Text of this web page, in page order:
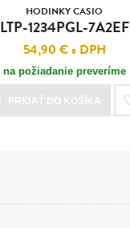
HODINKY CASIO
LTP-1234PGL-7A2EF
54,90 €s DPH
na požiadanie preveríme
PRIDAŤ DO KOŠÍKA